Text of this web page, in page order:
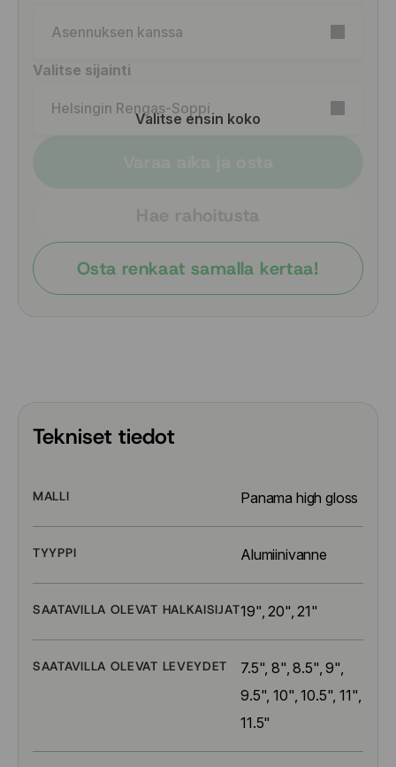
Valitse ensin koko
Asennuksen kanssa
Valitse sijainti
Helsingin Rengas-Soppi
Osta renkaat samalla kertaa!
Tekniset tiedot
MALLI Panama high gloss
TYYPPI Alumiinivanne
SAATAVILLA OLEVAT HALKAISIJAT19", 20", 21"
SAATAVILLA OLEVAT LEVEYDET
7.5", 8", 8.5", 9",
9.5", 10", 10.5", 11",
11.5"